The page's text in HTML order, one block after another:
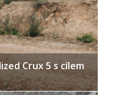
Crux 5 s cílem